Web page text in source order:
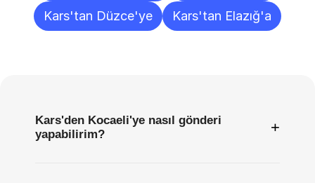
Kars'tan Düzce'ye
Kars'tan Elazığ'a
Kars'den Kocaeli'ye nasıl gönderi
yapabilirim?
+